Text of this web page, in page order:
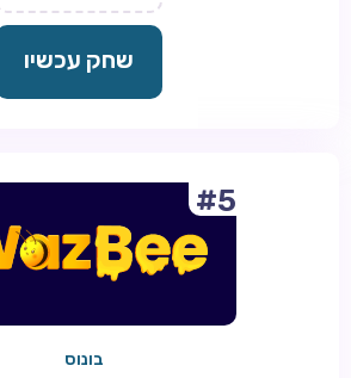
שחק עכשיו
#5
בונוס